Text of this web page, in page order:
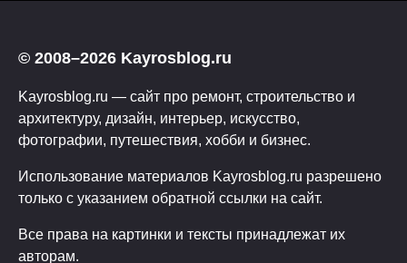
© 2008–2026 Kayrosblog.ru
Kayrosblog.ru — сайт про ремонт, строительство и
архитектуру, дизайн, интерьер, искусство,
фотографии, путешествия, хобби и бизнес.
Использование материалов Kayrosblog.ru разрешено
только с указанием обратной ссылки на сайт.
Все права на картинки и тексты принадлежат их
авторам.